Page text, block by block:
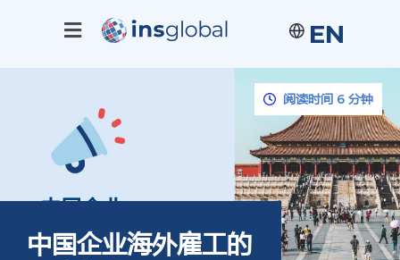
EN
阅读时间 6 分钟
中国企业海外雇工的